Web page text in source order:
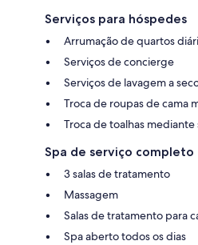
Serviços para hóspedes
Arrumação de quartos
Serviços de concierge
Serviços de lavagem a
Troca de roupas de cama
Troca de toalhas mediante
Spa de serviço completo
3 salas de tratamento
Massagem
Salas de tratamento para
Spa aberto todos os dias